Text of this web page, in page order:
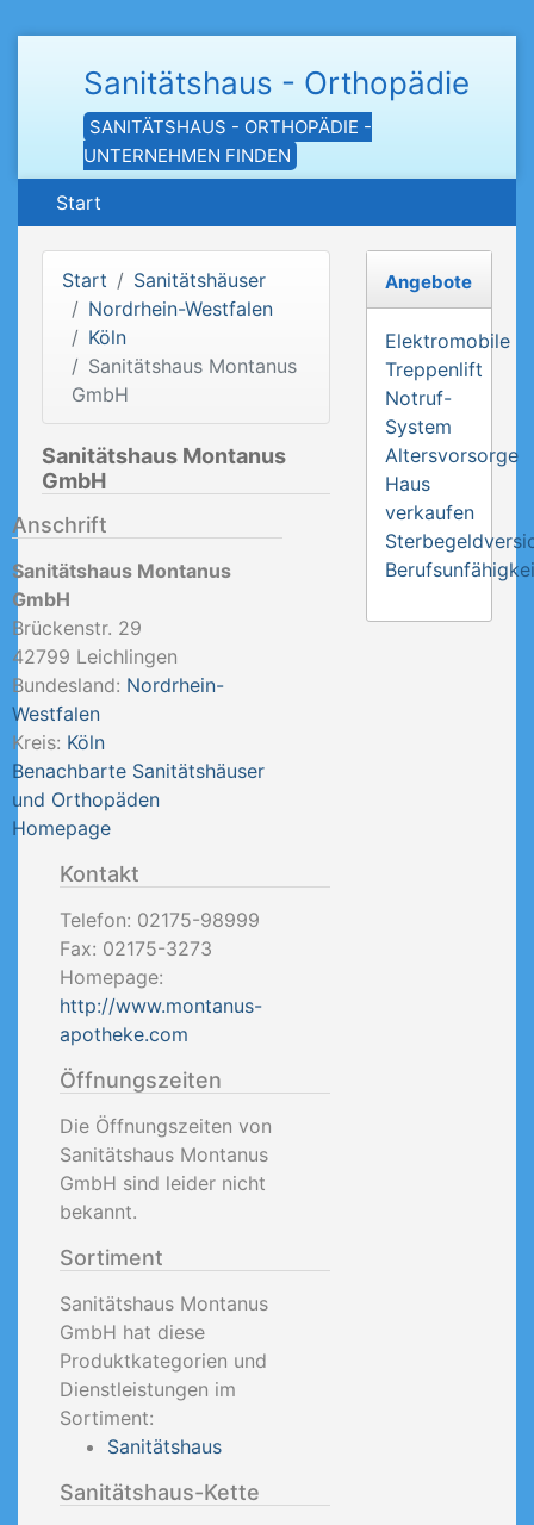
Sanitätshaus - Orthopädie
SANITÄTSHAUS - ORTHOPÄDIE -
UNTERNEHMEN FINDEN
Start
Start
Sanitätshäuser
Nordrhein-Westfalen
Köln
Sanitätshaus Montanus
GmbH
Sanitätshaus Montanus
GmbH
Anschrift
Sanitätshaus Montanus
GmbH
Brückenstr. 29
42799 Leichlingen
Bundesland: Nordrhein-
Westfalen
Kreis: Köln
Benachbarte Sanitätshäuser
und Orthopäden
Homepage
Kontakt
Telefon: 02175-98999
Fax: 02175-3273
Homepage:
http://www.montanus-
apotheke.com
Öffnungszeiten
Die Öffnungszeiten von
Sanitätshaus Montanus
GmbH sind leider nicht
bekannt.
Sortiment
Sanitätshaus Montanus
GmbH hat diese
Produktkategorien und
Dienstleistungen im
Sortiment:
Sanitätshaus
Sanitätshaus-Kette
Angebote
Elektromobile
Treppenlift
Notruf-
System
Altersvorsorge
Haus
verkaufen